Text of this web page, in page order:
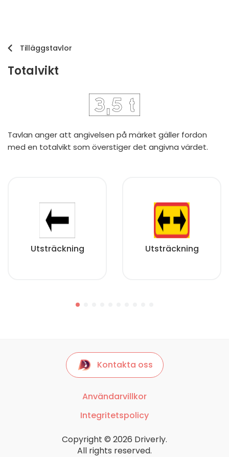
Tilläggstavlor
Totalvikt
Tavlan anger att angivelsen på märket gäller fordon
med en totalvikt som överstiger det angivna värdet.
Utsträckning Utsträckning
Kontakta oss
Användarvillkor
Integritetspolicy
Copyright © 2026 Driverly.
All rights reserved.